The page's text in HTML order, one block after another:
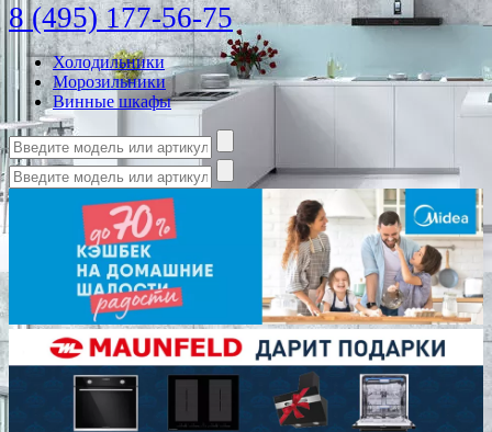
8 (495) 177-56-75
Холодильники
Морозильники
Винные шкафы